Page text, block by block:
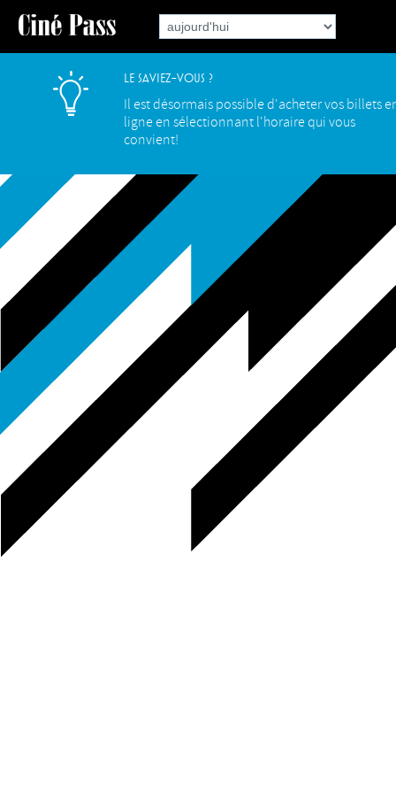
Le saviez-vous ?
Il est désormais possible d'acheter vos billets
ligne en sélectionnant l'horaire qui vous
convient!